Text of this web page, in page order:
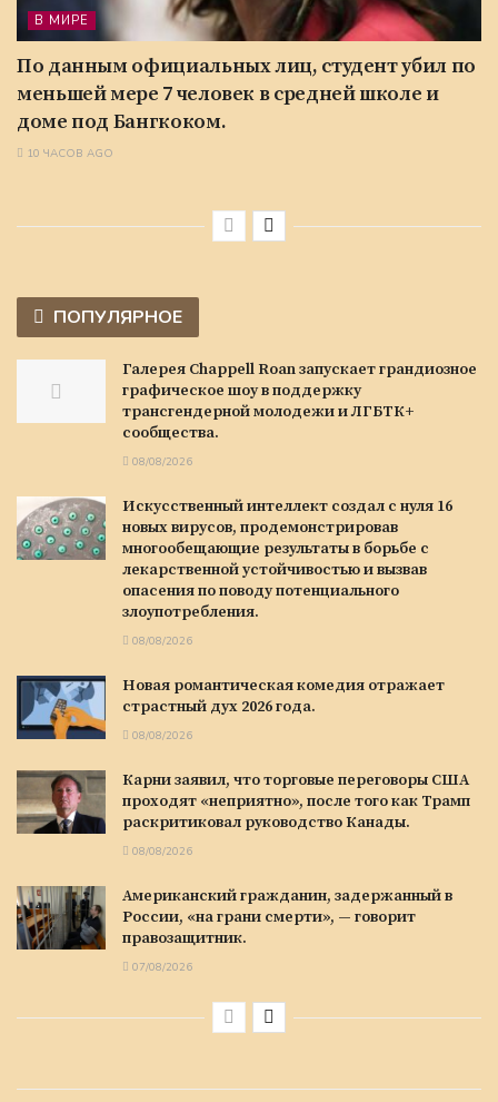
В МИРЕ
По данным официальных лиц, студент убил по
меньшей мере 7 человек в средней школе и
доме под Бангкоком.
10 ЧАСОВ AGO
ПОПУЛЯРНОЕ
Галерея Chappell Roan запускает грандиозное
графическое шоу в поддержку
трансгендерной молодежи и ЛГБТК+
сообщества.
08/08/2026
Искусственный интеллект создал с нуля 16
новых вирусов, продемонстрировав
многообещающие результаты в борьбе с
лекарственной устойчивостью и вызвав
опасения по поводу потенциального
злоупотребления.
08/08/2026
Новая романтическая комедия отражает
страстный дух 2026 года.
08/08/2026
Карни заявил, что торговые переговоры США
проходят «неприятно», после того как Трамп
раскритиковал руководство Канады.
08/08/2026
Американский гражданин, задержанный в
России, «на грани смерти», — говорит
правозащитник.
07/08/2026